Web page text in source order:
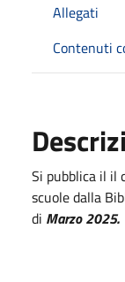
Allegati
Contenuti
Si pubblica il il
scuole dalla
di Marzo 2025.